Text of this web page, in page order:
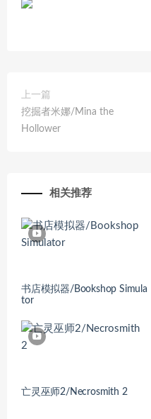
上一篇
挖掘者米娜/Mina the
Hollower
相关推荐
书店模拟器/Bookshop Simula
tor
亡灵巫师2/Necrosmith 2